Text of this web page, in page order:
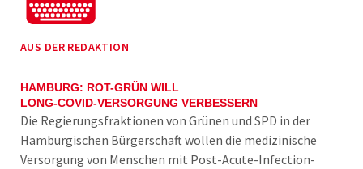
AUS DER REDAKTION
HAMBURG: ROT-GRÜN WILL
LONG-COVID-VERSORGUNG VERBESSERN
Die Regierungsfraktionen von Grünen und SPD in der
Hamburgischen Bürgerschaft wollen die medizinische
Versorgung von Menschen mit Post-Acute-Infection-